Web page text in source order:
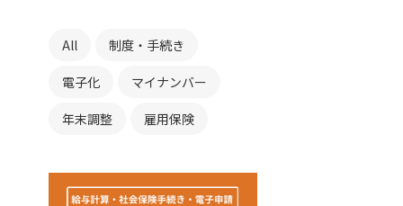
All 制度・手続き
電子化 マイナンバー
年末調整 雇用保険